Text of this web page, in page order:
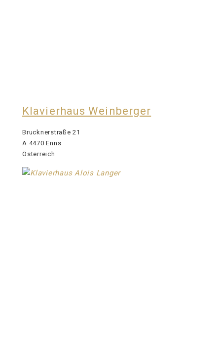
Klavierhaus Weinberger
Brucknerstraße 21
A 4470 Enns
Österreich